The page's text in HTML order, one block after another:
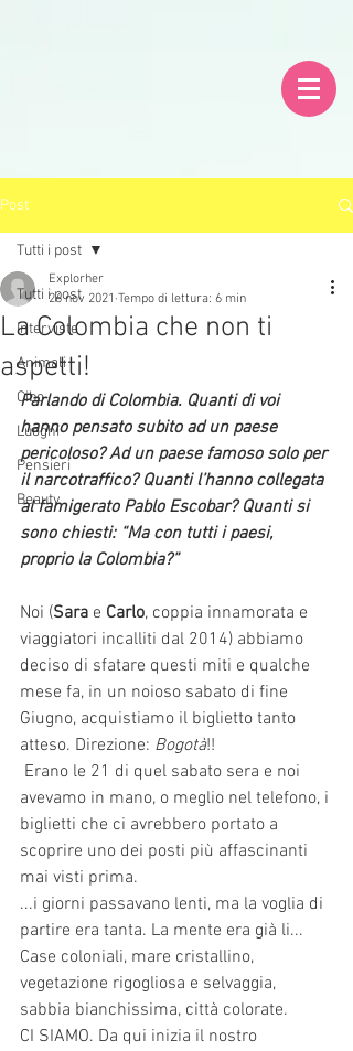
Post
Tutti i post
Interviste
Animali
Cibo
Luoghi
Pensieri
Beauty
Tutti i post
La Colombia che non ti
aspetti!
Explorher
26 nov 2021 Tempo di lettura: 6 min
Parlando di Colombia. Quanti di voi
hanno pensato subito ad un paese
pericoloso? Ad un paese famoso solo per
il narcotraffico? Quanti l’hanno collegata
al famigerato Pablo Escobar? Quanti si
sono chiesti: “Ma con tutti i paesi,
proprio la Colombia?”
Noi (Sara e Carlo, coppia innamorata e
viaggiatori incalliti dal 2014) abbiamo
deciso di sfatare questi miti e qualche
mese fa, in un noioso sabato di fine
Giugno, acquistiamo il biglietto tanto
atteso. Direzione: Bogotà!!
avevamo in mano, o meglio nel telefono, i
biglietti che ci avrebbero portato a
scoprire uno dei posti più affascinanti
mai visti prima.
...i giorni passavano lenti, ma la voglia di
partire era tanta. La mente era già li...
Case coloniali, mare cristallino,
vegetazione rigogliosa e selvaggia,
sabbia bianchissima, città colorate.
CI SIAMO. Da qui inizia il nostro